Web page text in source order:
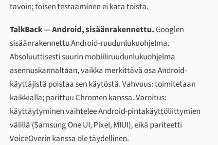
tavoin; toisen testaaminen ei kata toista.
TalkBack — Android, sisäänrakennettu. Googlen
sisäänrakennettu Android-ruudunlukuohjelma.
Absoluuttisesti suurin mobiiliruudunlukuohjelma
asennuskannaltaan, vaikka merkittävä osa Android-
käyttäjistä poistaa sen käytöstä. Vahvuus: toimitetaan
kaikkialla; parittuu Chromen kanssa. Varoitus:
käyttäytyminen vaihtelee Android-pintakäyttöliittymien
välillä (Samsung One UI, Pixel, MIUI), eikä pariteetti
VoiceOverin kanssa ole täydellinen.